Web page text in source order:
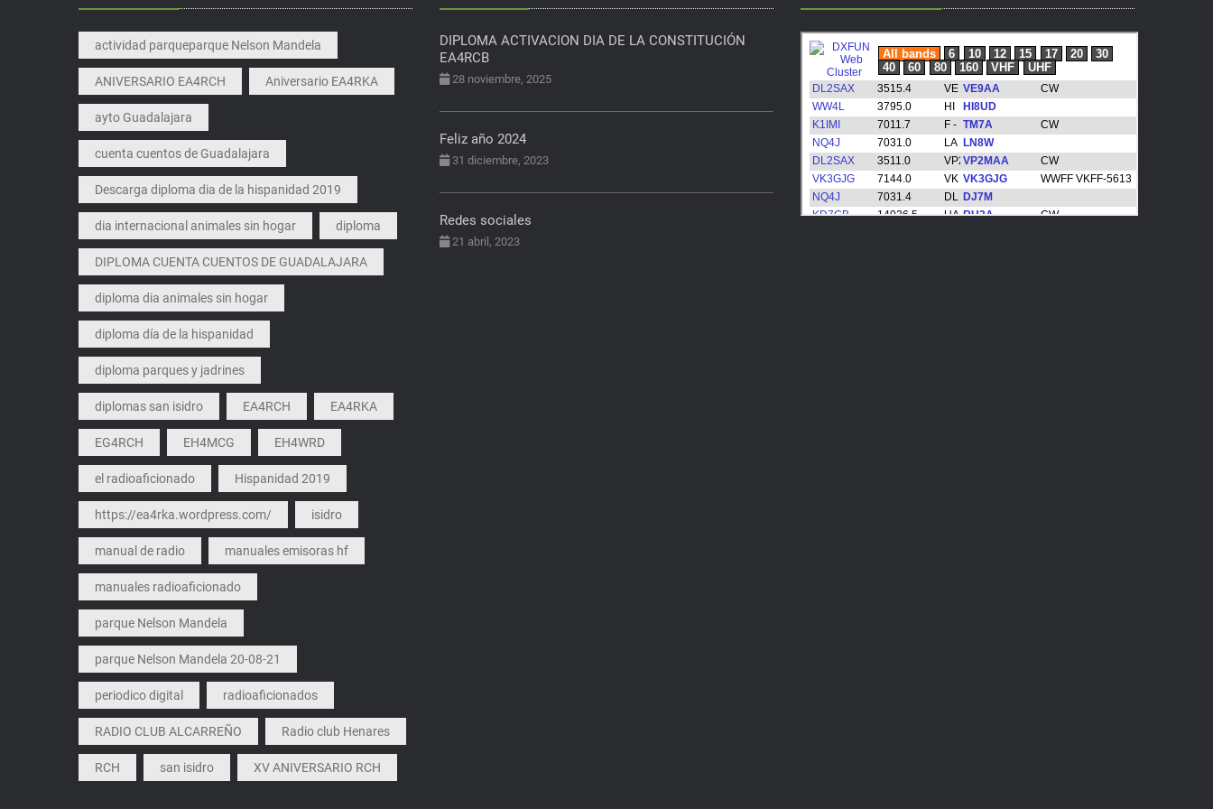
actividad parqueparque Nelson Mandela
ANIVERSARIO EA4RCH Aniversario EA4RKA
ayto Guadalajara
cuenta cuentos de Guadalajara
Descarga diploma dia de la hispanidad 2019
dia internacional animales sin hogar diploma
DIPLOMA CUENTA CUENTOS DE GUADALAJARA
diploma dia animales sin hogar
diploma día de la hispanidad
diploma parques y jadrines
diplomas san isidro EA4RCH EA4RKA
EG4RCH EH4MCG EH4WRD
el radioaficionado Hispanidad 2019
https://ea4rka.wordpress.com/ isidro
manual de radio manuales emisoras hf
manuales radioaficionado
parque Nelson Mandela
parque Nelson Mandela 20-08-21
periodico digital radioaficionados
RADIO CLUB ALCARREÑO Radio club Henares
RCH san isidro XV ANIVERSARIO RCH
DIPLOMA ACTIVACION DIA DE LA CONSTITUCIÓN
EA4RCB
28 noviembre, 2025
Feliz año 2024
31 diciembre, 2023
Redes sociales
21 abril, 2023